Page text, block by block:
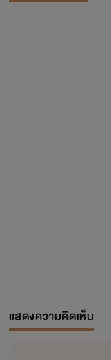
แสดงความคิดเห็น